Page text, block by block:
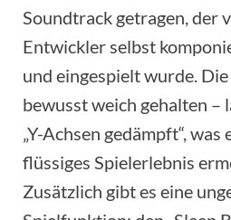
Soundtrack getragen, der
Entwickler selbst
und eingespielt wurde.
bewusst weich gehalten –
„Y-Achsen gedämpft“, was
flüssiges Spielerlebnis
Zusätzlich gibt es eine